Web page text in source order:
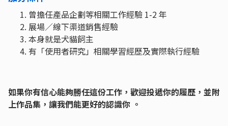
曾擔任產品企劃等相關工作經驗 1-2 年
展場／線下渠道銷售經驗
本身就是犬貓飼主
有「使用者研究」相關學習經歷及實際執行經驗
如果你有信心能夠勝任這份工作，歡迎投遞你的履歷，並附
上作品集，讓我們能更好的認識你 。